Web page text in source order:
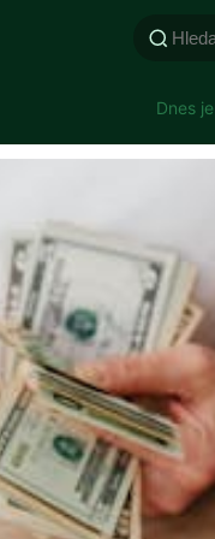
Dnes